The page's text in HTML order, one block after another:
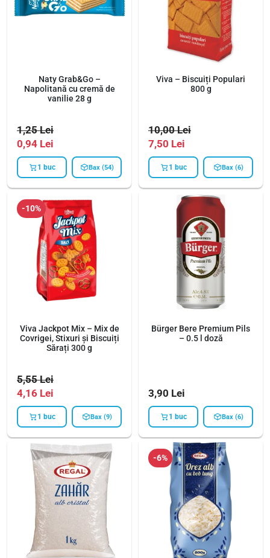
Naty Grab&Go –
Napolitană cu cremă de
vanilie 28 g
1,25Lei
0,94 Lei
1 buc Bax (54)
Viva – Biscuiți Populari
800 g
10,00Lei
7,50 Lei
1 buc Bax (6)
-10%
Viva Jackpot Mix – Mix de
Covrigei, Stixuri și Biscuiți
Sărați 300 g
5,55Lei
4,16 Lei
1 buc Bax (9)
Bürger Bere Premium Pils
– 0.5 l doză
3,90 Lei
1 buc Bax (6)
-6%